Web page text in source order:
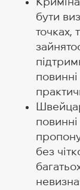
бути
точках,
без